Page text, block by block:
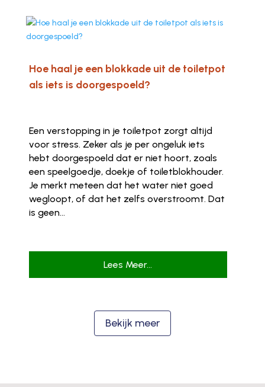
Hoe haal je een blokkade uit de toiletpot
als iets is doorgespoeld?
Een verstopping in je toiletpot zorgt altijd
voor stress. Zeker als je per ongeluk iets
hebt doorgespoeld dat er niet hoort, zoals
een speelgoedje, doekje of toiletblokhouder.
Je merkt meteen dat het water niet goed
wegloopt, of dat het zelfs overstroomt. Dat
is geen...
Lees Meer...
Bekijk meer